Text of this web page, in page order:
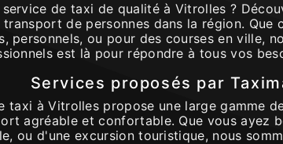
de taxi de qualité à Vitrolles ?
transport de personnes dans la région. Que
personnels, ou pour des courses en ville,
est là pour répondre à tous vos
Services proposés par
taxi à Vitrolles propose une large gamme
agréable et confortable. Que vous ayez
ou d'une excursion touristique, nous